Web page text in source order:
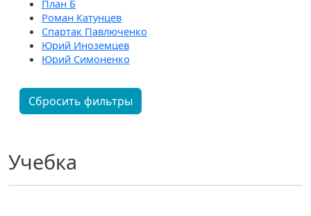
Учебка
План Б
Роман Катунцев
Спартак Павлюченко
Юрий Иноземцев
Юрий Симоненко
Сбросить фильтры